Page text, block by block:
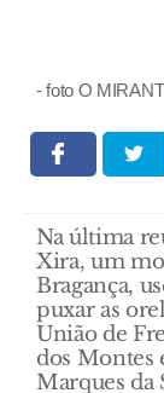
- foto O
Na última
Xira, um
Bragança,
puxar as
União de
dos Montes
Marques da